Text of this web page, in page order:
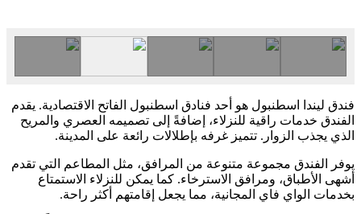
فندق ليندا اسطنبول هو أحد فنادق اسطنبول الفاتح الاقتصادية. يقدم
الفندق خدمات راقية للنزلاء، إضافةً إلى تصميمه العصري والمريح
الذي يجذب الزوار. تتميز غرفه بإطلالات رائعة على المدينة.
يوفر الفندق مجموعة متنوعة من المرافق، مثل المطاعم التي تقدم
أشهى الأطباق، ومرافق الاسترخاء. كما يمكن للنزلاء الاستمتاع
بخدمات الواي فاي المجانية، مما يجعل إقامتهم أكثر راحة.